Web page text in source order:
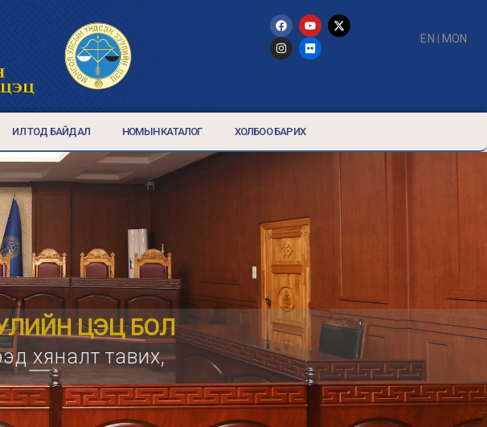
EN MON
ИЛ ТОД БАЙДАЛ НОМЫН КАТАЛОГ ХОЛБОО БАРИХ
ЦЭЦ БОЛ
хяналт тавих,